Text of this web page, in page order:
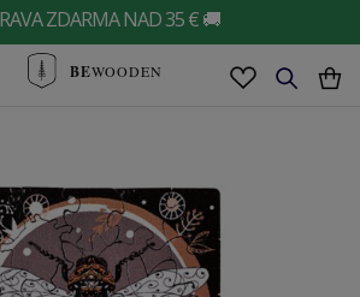
ZDARMA NAD 35 € 🚚
BEWOODEN